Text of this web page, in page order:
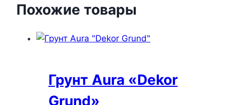
Похожие товары
Грунт Aura «Dekor
Grund»